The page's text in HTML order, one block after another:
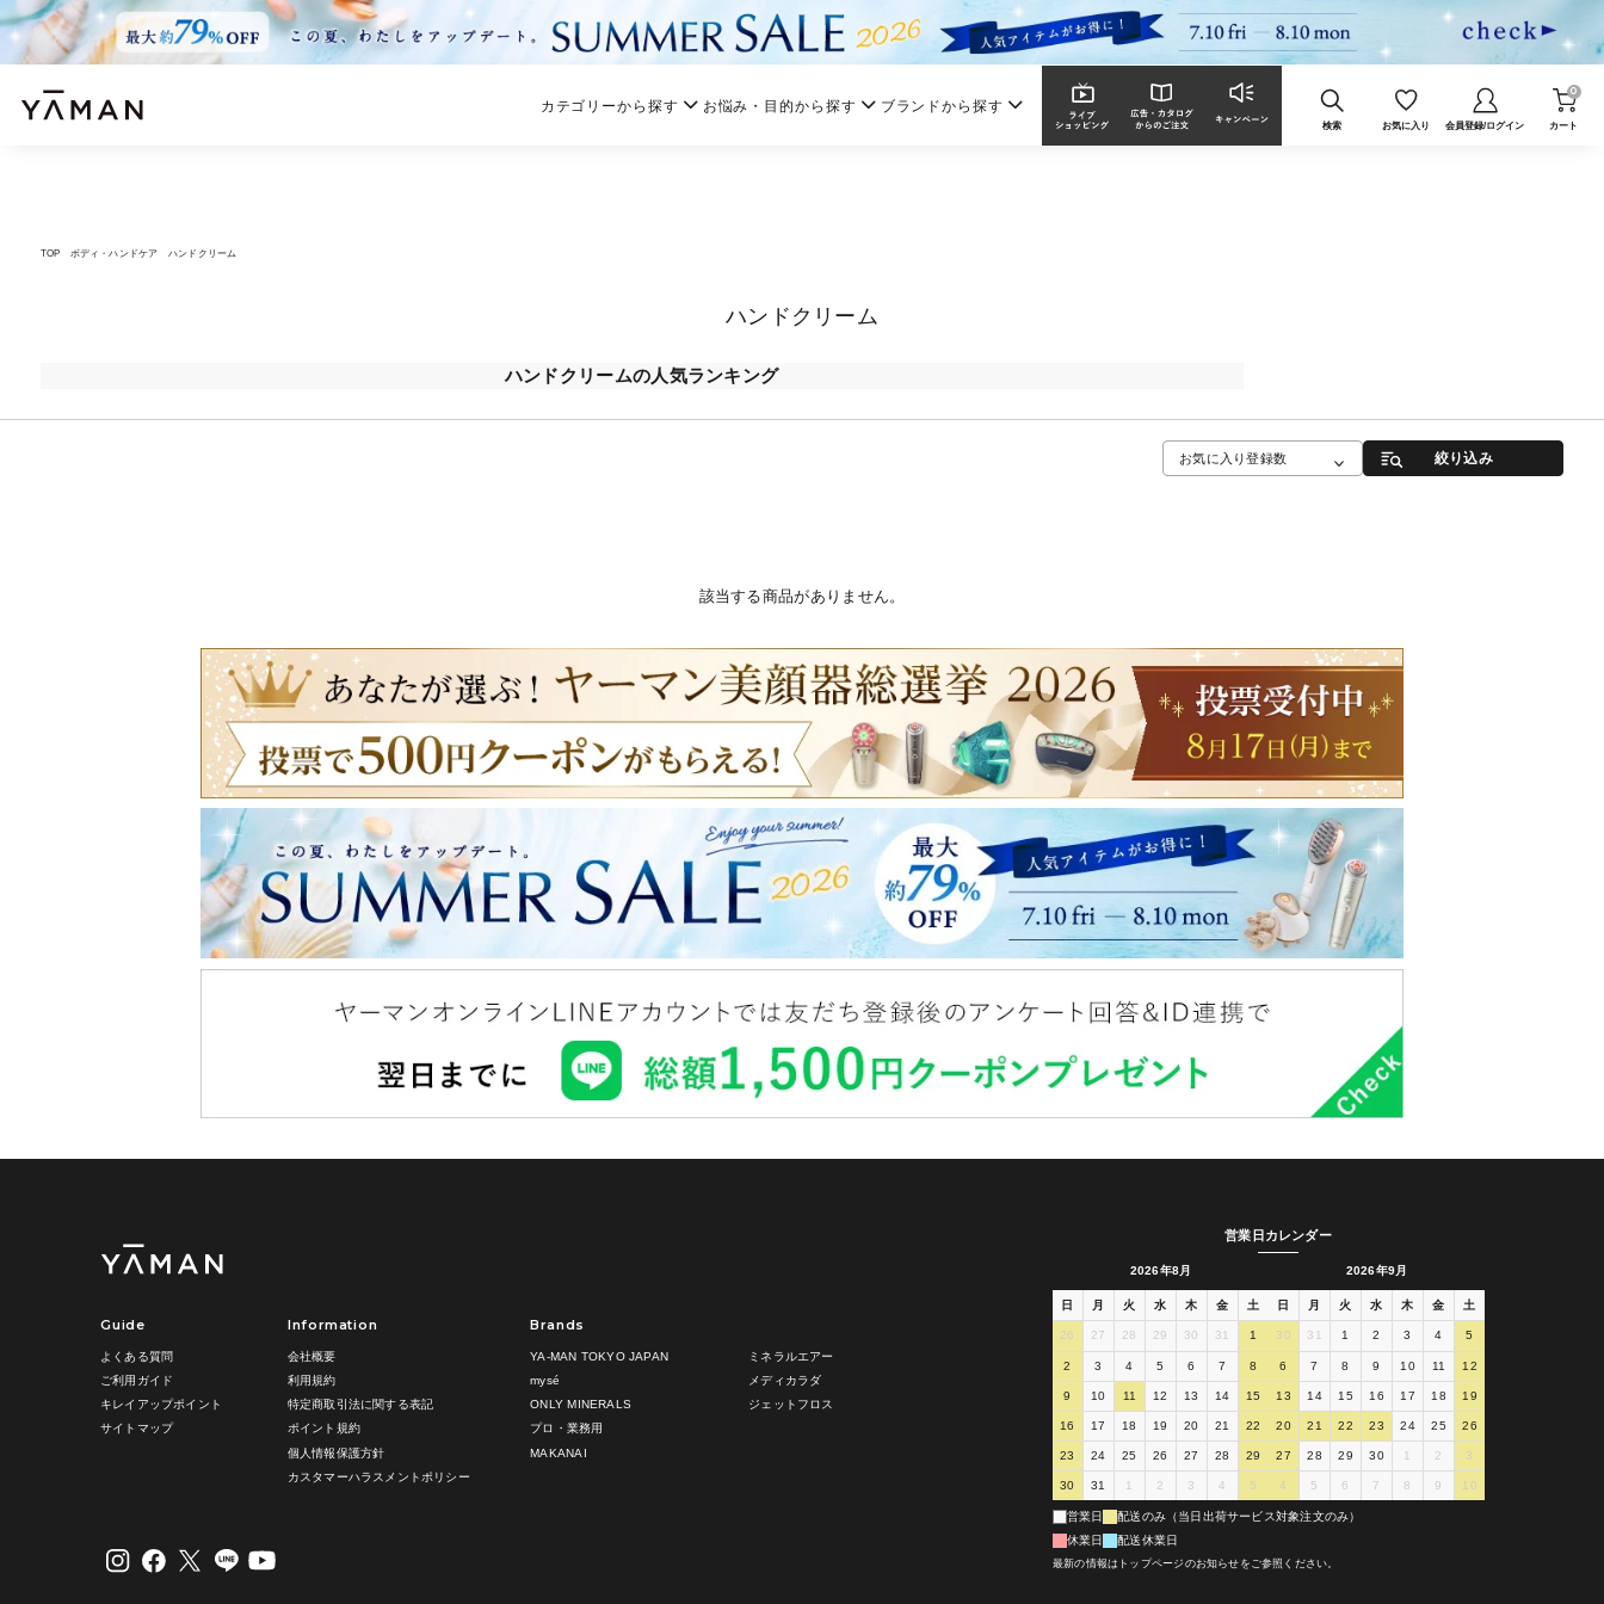
カテゴリーから探す お悩み・目的から探す ブランドから探す
検索 お気に入り 会員登録/ログイン カート
0
TOP ボディ・ハンドケア ハンドクリーム
ハンドクリーム
ハンドクリームの人気ランキング
お気に入り登録数 絞り込み
該当する商品がありません。
Guide
よくある質問
ご利用ガイド
キレイアップポイント
サイトマップ
Information
会社概要
利用規約
特定商取引法に関する表記
ポイント規約
個人情報保護方針
カスタマーハラスメントポリシー
Brands
YA-MAN TOKYO JAPAN
mysé
ONLY MINERALS
プロ・業務用
MAKANAI
ミネラルエアー
メディカラダ
ジェットフロス
営業日カレンダー
2026年8月
日 月 火 水 木 金 土
26 27 28 29 30 31 1
2 3 4 5 6 7 8
9 10 11 12 13 14 15
16 17 18 19 20 21 22
23 24 25 26 27 28 29
30 31 1 2 3 4 5
2026年9月
日 月 火 水 木 金 土
30 31 1 2 3 4 5
6 7 8 9 10 11 12
13 14 15 16 17 18 19
20 21 22 23 24 25 26
27 28 29 30 1 2 3
4 5 6 7 8 9 10
営業日
配送のみ（当日出荷サービス対象注文のみ）
休業日
配送休業日
最新の情報はトップページのお知らせをご参照ください。